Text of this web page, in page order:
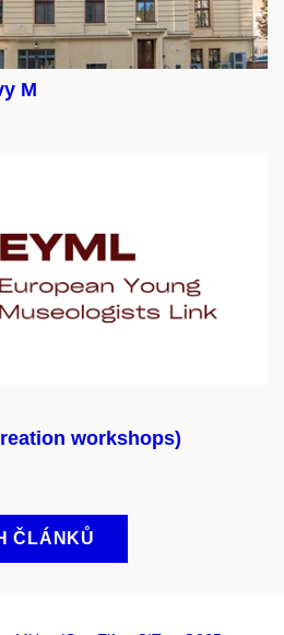
M
workshops)
ČLÁNKŮ